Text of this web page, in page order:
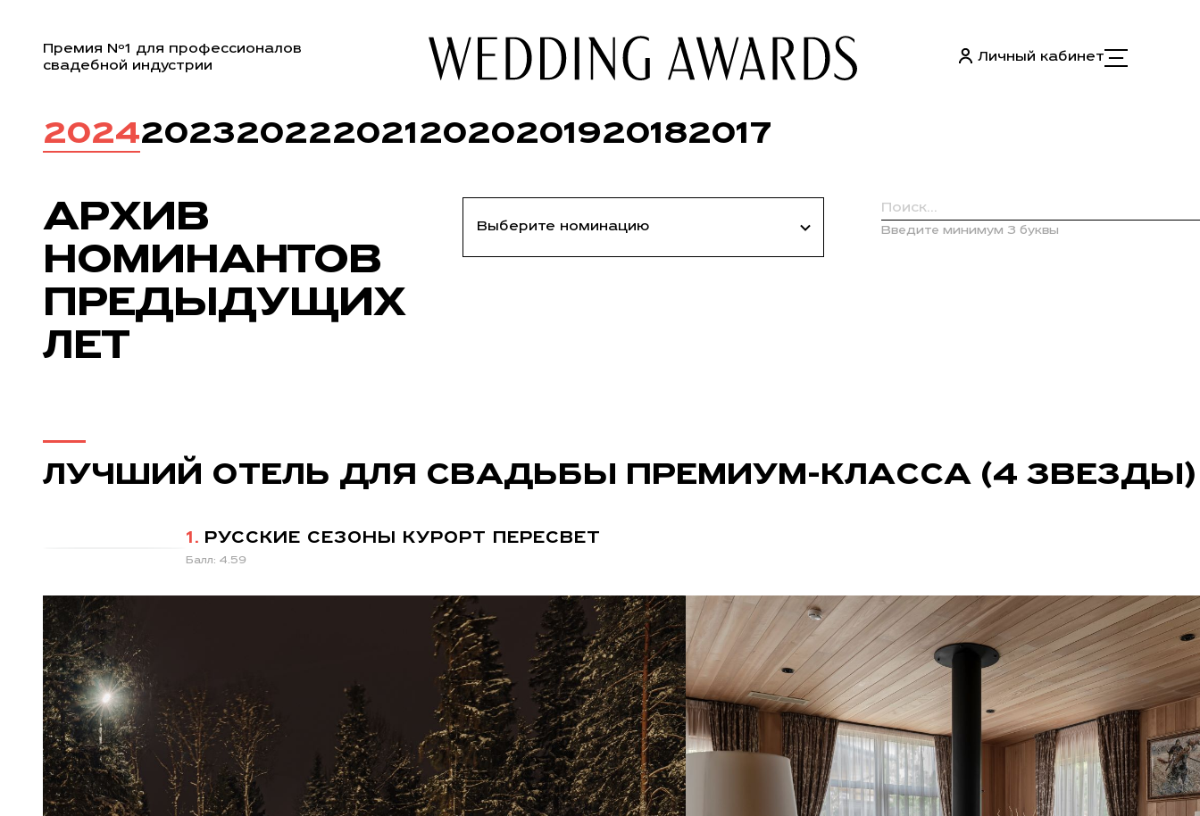
Премия Nº1 для профессионалов
свадебной индустрии
Личный кабинет
20242023202220212020201920182017
АРХИВ
НОМИНАНТОВ
ПРЕДЫДУЩИХ
ЛЕТ
Введите минимум 3 буквы
ЛУЧШИЙ ОТЕЛЬ ДЛЯ СВАДЬБЫ ПРЕМИУМ-КЛАССА (4 ЗВЕЗДЫ)
1. РУССКИЕ СЕЗОНЫ КУРОРТ ПЕРЕСВЕТ
Балл: 4.59